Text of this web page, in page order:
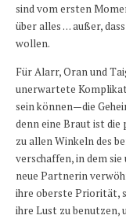
sind vom ersten
über alles … außer,
wollen.
Für Alarr, Oran und
unerwartete
sein können—die
denn eine Braut ist
zu allen Winkeln des
verschaffen, in dem
neue Partnerin
ihre oberste Priorität,
ihre Lust zu benutzen,